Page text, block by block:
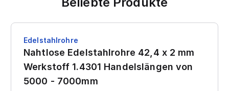
Edelstahlrohre
Nahtlose Edelstahlrohre 42,4 x 2 mm
Werkstoff 1.4301 Handelslängen von
5000 - 7000mm